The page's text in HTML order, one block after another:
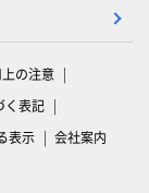
の注意
く表記
表示 会社案内